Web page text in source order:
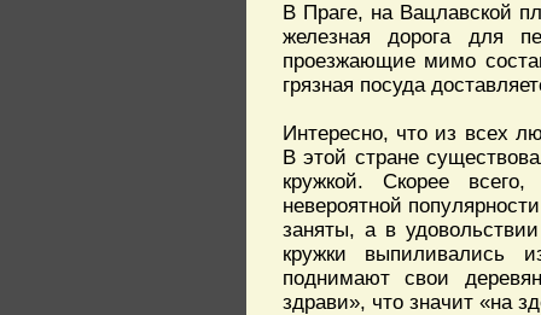
В Праге, на Вацлавской
железная дорога для
проезжающие мимо
грязная посуда
Интересно, что из всех
В этой стране
кружкой. Скорее
невероятной
заняты, а в
кружки выпиливались
поднимают свои
здрави», что значит «на